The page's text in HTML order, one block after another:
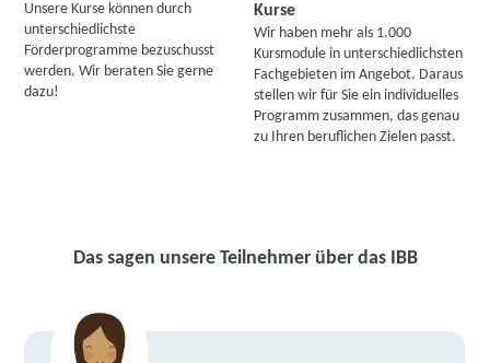
Unsere Kurse können durch
unterschiedlichste
Förderprogramme bezuschusst
werden. Wir beraten Sie gerne
dazu!
Kurse
Wir haben mehr als 1.000
Kursmodule in unterschiedlichsten
Fachgebieten im Angebot. Daraus
stellen wir für Sie ein individuelles
Programm zusammen, das genau
zu Ihren beruflichen Zielen passt.
Das sagen unsere Teilnehmer über das IBB